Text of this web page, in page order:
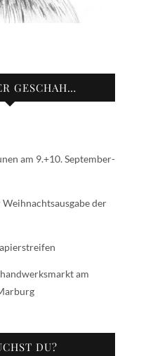
GESCHAH…
am 9.+10. September-
der
am
DU?